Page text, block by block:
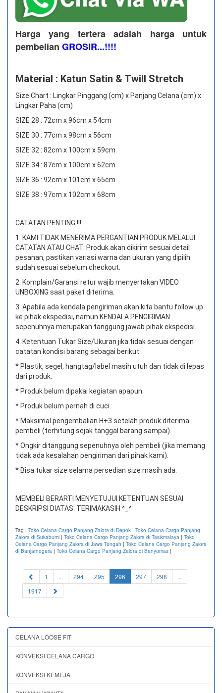
Harga yang tertera adalah harga untuk
pembelian GROSIR...!!!!
Material : Katun Satin & Twill Stretch
Size Chart : Lingkar Pinggang (cm) x Panjang Celana (cm) x
Lingkar Paha (cm)
SIZE 28 : 72cm x 96cm x 54cm
SIZE 30 : 77cm x 98cm x 56cm
SIZE 32 : 82cm x 100cm x 59cm
SIZE 34 : 87cm x 100cm x 62cm
SIZE 36 : 92cm x 101cm x 65cm
SIZE 38 : 97cm x 102cm x 68cm
CATATAN PENTING !!!
1. KAMI TIDAK MENERIMA PERGANTIAN PRODUK MELALUI
CATATAN ATAU CHAT. Produk akan dikirim sesuai detail
pesanan, pastikan variasi warna dan ukuran yang dipilih
sudah sesuai sebelum checkout.
2. Komplain/Garansi retur wajib menyertakan VIDEO
UNBOXING saat paket diterima.
3. Apabila ada kendala pengiriman akan kita bantu follow up
ke pihak ekspedisi, namun KENDALA PENGIRIMAN
sepenuhnya merupakan tanggung jawab pihak ekspedisi.
4. Ketentuan Tukar Size/Ukuran jika tidak sesuai dengan
catatan kondisi barang sebagai berikut:
* Plastik, segel, hangtag/label masih utuh dan tidak di lepas
dari produk.
* Produk belum dipakai kegiatan apapun.
* Produk belum pernah di cuci.
* Maksimal pengembalian H+3 setelah produk diterima
pembeli (terhitung sejak tanggal barang sampai).
* Ongkir ditanggung sepenuhnya oleh pembeli (jika memang
tidak ada kesalahan pengiriman dari pihak kami).
* Bisa tukar size selama persedian size masih ada.
MEMBELI BERARTI MENYETUJUI KETENTUAN SESUAI
DESKRIPSI DIATAS. TERIMAKASIH ^_^
Tag : Toko Celana Cargo Panjang Zalora di Depok | Toko Celana Cargo Panjang
Zalora di Sukabumi | Toko Celana Cargo Panjang Zalora di Tasikmalaya | Toko
Celana Cargo Panjang Zalora di Jawa Tengah | Toko Celana Cargo Panjang Zalora
di Banjarnegara | Toko Celana Cargo Panjang Zalora di Banyumas |
1 ... 294 295 296 (current)
297 298
...
1917
CELANA LOOSE FIT
KONVEKSI CELANA CARGO
KONVEKSI KEMEJA